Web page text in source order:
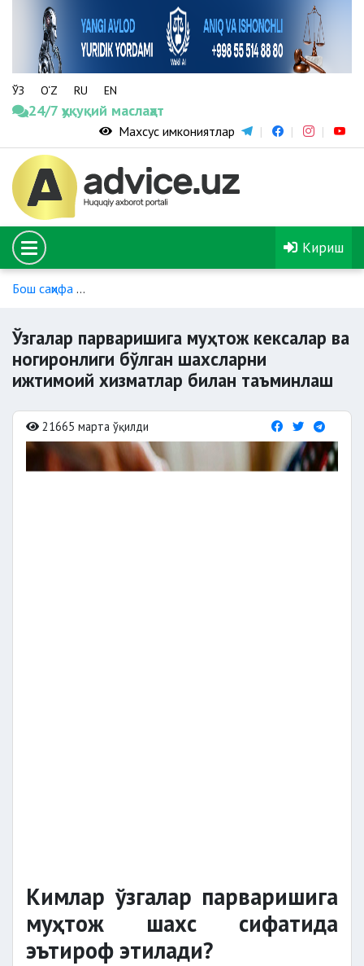
ЎЗ O‘Z RU EN
24/7 ҳуқуқий маслаҳат
Махсус имкониятлар
Кириш
Бош саҳифа
Ўзгалар парваришига муҳтож кексалар ва
ногиронлиги бўлган шахсларни
ижтимоий хизматлар билан таъминлаш
21665 марта ўқилди
Кимлар ўзгалар парваришига
муҳтож шахс сифатида
эътироф этилади?